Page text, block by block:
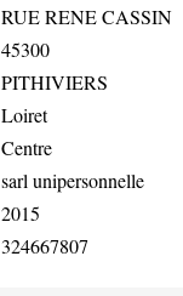
RUE RENE CASSIN
45300
PITHIVIERS
Loiret
Centre
sarl unipersonnelle
2015
324667807